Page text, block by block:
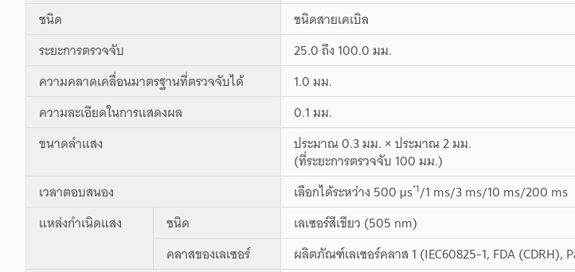
ชนิด
ชนิดสายเคเบิล
ระยะการตรวจจับ
25.0 ถึง 100.0 มม.
ความคลาดเคลื่อนมาตรฐานที่ตรวจจับได้
1.0 มม.
ความละเอียดในการแสดงผล
0.1 มม.
ขนาดลำแสง
ประมาณ 0.3 มม. × ประมาณ 2 มม.
(ที่ระยะการตรวจจับ 100 มม.)
เวลาตอบสนอง
เลือกได้ระหว่าง 500 μs*1/1 ms/3 ms/10 ms/200 ms
แหล่งกำเนิดแสง
ชนิด
เลเซอร์สีเขียว (505 nm)
คลาสของเลเซอร์
ผลิตภัณฑ์เลเซอร์คลาส 1 (IEC60825-1, FDA (CDRH),